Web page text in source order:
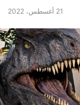
21 أغسطس، 2022